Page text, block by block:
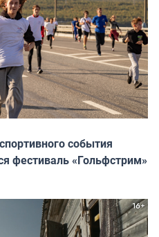
события
фестиваль «Гольфстрим»